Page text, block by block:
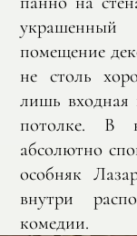
помещение
не столь
лишь
потолке. В
абсолютно
особняк
внутри
комедии.